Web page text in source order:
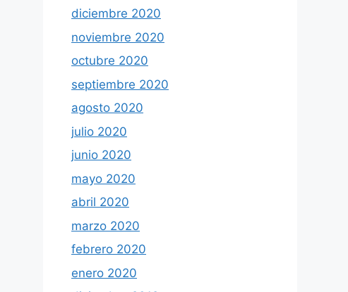
diciembre 2020
noviembre 2020
octubre 2020
septiembre 2020
agosto 2020
julio 2020
junio 2020
mayo 2020
abril 2020
marzo 2020
febrero 2020
enero 2020